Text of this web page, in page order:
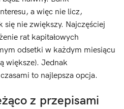
a więc nie licz,
nie zwiększy. Najczęściej
rat kapitałowych
odsetki w każdym miesiącu
większe). Jednak
to najlepsza opcja.
z przepisami